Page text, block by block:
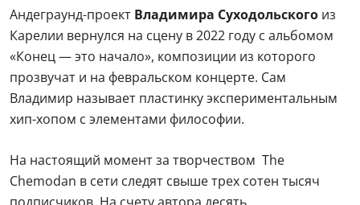
Андеграунд-проект Владимира Суходольского из
Карелии вернулся на сцену в 2022 году с альбомом
«Конец — это начало», композиции из которого
прозвучат и на февральском концерте. Сам
Владимир называет пластинку экспериментальным
хип-хопом с элементами философии.
На настоящий момент за творчеством The
Chemodan в сети следят свыше трех сотен тысяч